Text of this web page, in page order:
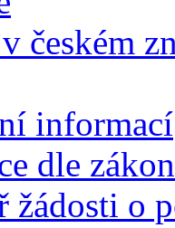
českém
informací
dle
žádosti o